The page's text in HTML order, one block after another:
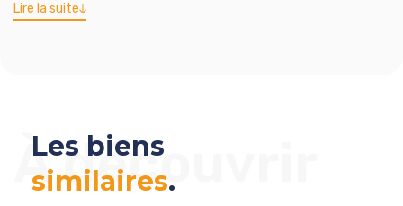
Lire la suite
À découvrir
Les biens
similaires.